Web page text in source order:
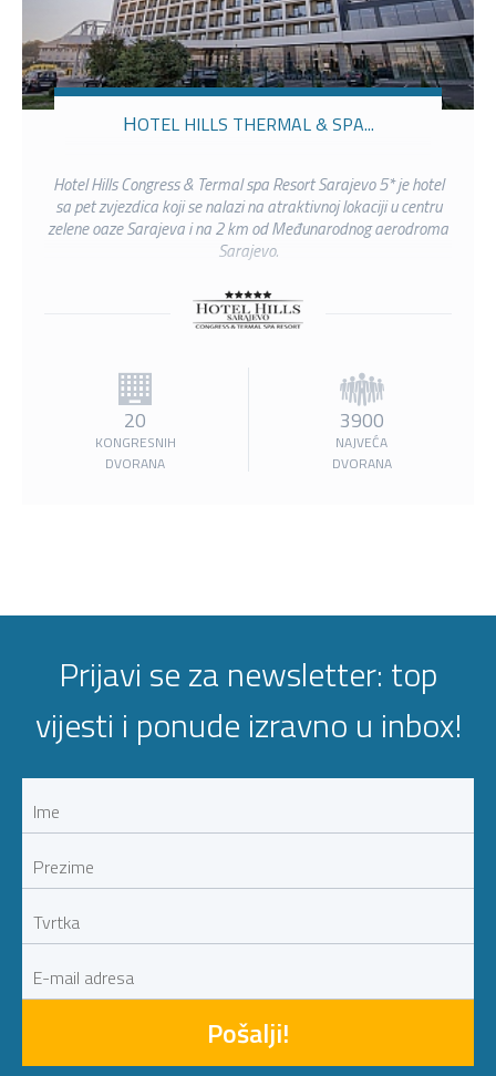
HOTEL HILLS THERMAL & SPA...
Hotel Hills Congress & Termal spa Resort Sarajevo 5* je hotel
sa pet zvjezdica koji se nalazi na atraktivnoj lokaciji u centru
zelene oaze Sarajeva i na 2 km od Međunarodnog aerodroma
Sarajevo.
20
KONGRESNIH
DVORANA
3900
NAJVEĆA
DVORANA
Prijavi se za newsletter: top
vijesti i ponude izravno u inbox!
Pošalji!